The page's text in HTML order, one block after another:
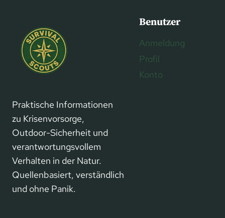
Praktische Informationen
zu Krisenvorsorge,
Outdoor-Sicherheit und
verantwortungsvollem
Verhalten in der Natur.
Quellenbasiert, verständlich
und ohne Panik.
Benutzer
Anmeldung
Profil
Konto